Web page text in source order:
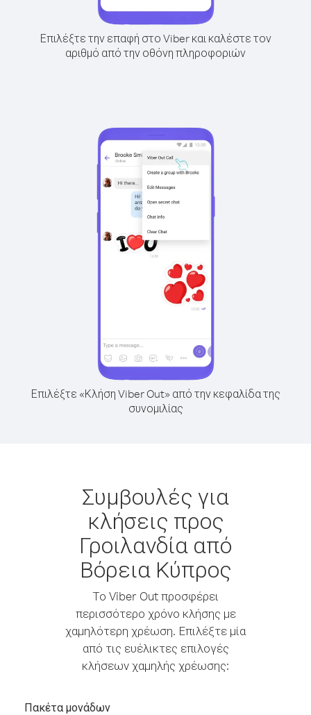
Επιλέξτε την επαφή στο Viber και καλέστε τον
αριθμό από την οθόνη πληροφοριών
Επιλέξτε «Κλήση Viber Out» από την κεφαλίδα της
συνομιλίας
Συμβουλές για
κλήσεις προς
Γροιλανδία από
Βόρεια Κύπρος
Το Viber Out προσφέρει
περισσότερο χρόνο κλήσης με
χαμηλότερη χρέωση. Επιλέξτε μία
από τις ευέλικτες επιλογές
κλήσεων χαμηλής χρέωσης:
Πακέτα μονάδων